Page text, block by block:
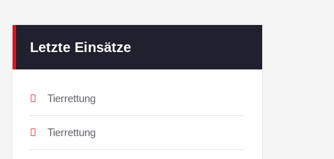
Letzte Einsätze
Tierrettung
Tierrettung